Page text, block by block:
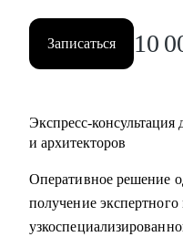
Записаться 10
Экспресс-
и архитекторов
Оперативное решение
получение